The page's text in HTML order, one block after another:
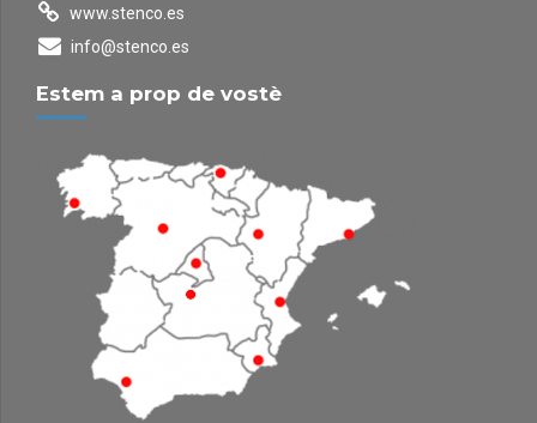
www.stenco.es
info@stenco.es
Estem a prop de vostè